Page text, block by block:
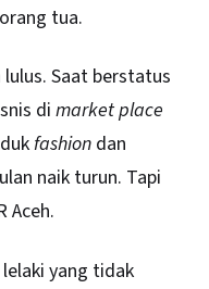
tua.
Saat berstatus
di market place
fashion dan
naik turun. Tapi
Aceh.
yang tidak